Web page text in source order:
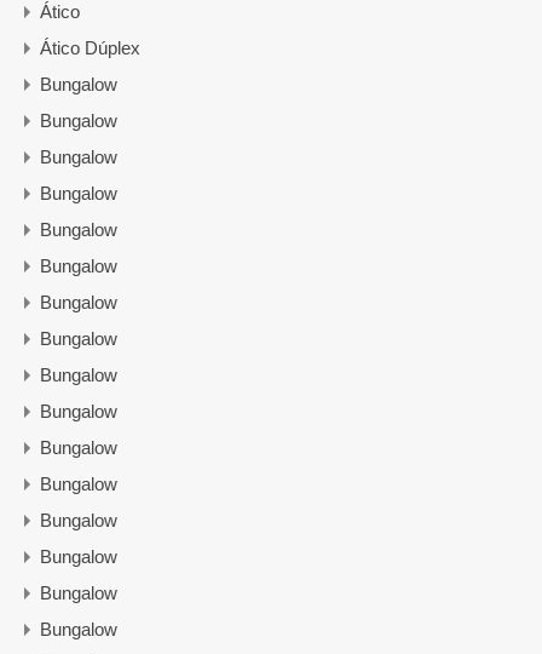
Ático
Ático Dúplex
Bungalow
Bungalow
Bungalow
Bungalow
Bungalow
Bungalow
Bungalow
Bungalow
Bungalow
Bungalow
Bungalow
Bungalow
Bungalow
Bungalow
Bungalow
Bungalow